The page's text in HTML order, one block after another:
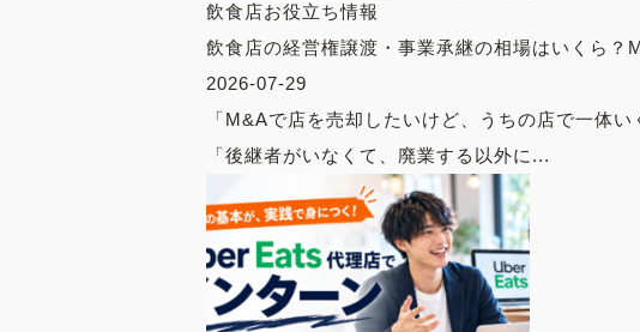
飲食店お役立ち情報
飲食店の経営権譲渡・事業承継の相場はいくら？
2026-07-29
「M&Aで店を売却したいけど、うちの店で一体
「後継者がいなくて、廃業する以外に...